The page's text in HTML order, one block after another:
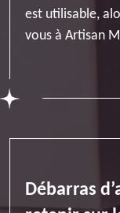
est utilisable,
vous à Artisan
Débarras